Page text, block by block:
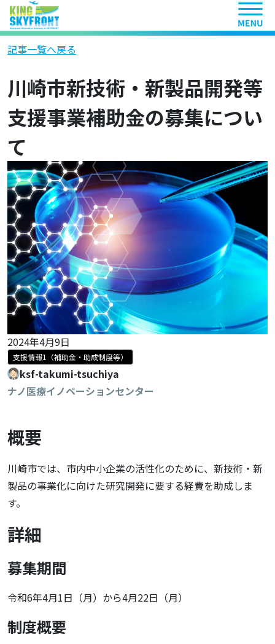
ヘッ
記事一覧へ戻る
川崎市新技術・新製品開発等
支援事業補助金の募集につい
て
2024年4月9日
支援情報1（補助金・助成制度等）
ksf-takumi-tsuchiya
ナノ医療イノベーションセンター
概要
川崎市では、市内中小企業の活性化のために、新技術・新
製品の事業化に向けた研究開発に要する経費を助成しま
す。
詳細
募集期間
令和6年4月1日（月）から4月22日（月）
制度概要